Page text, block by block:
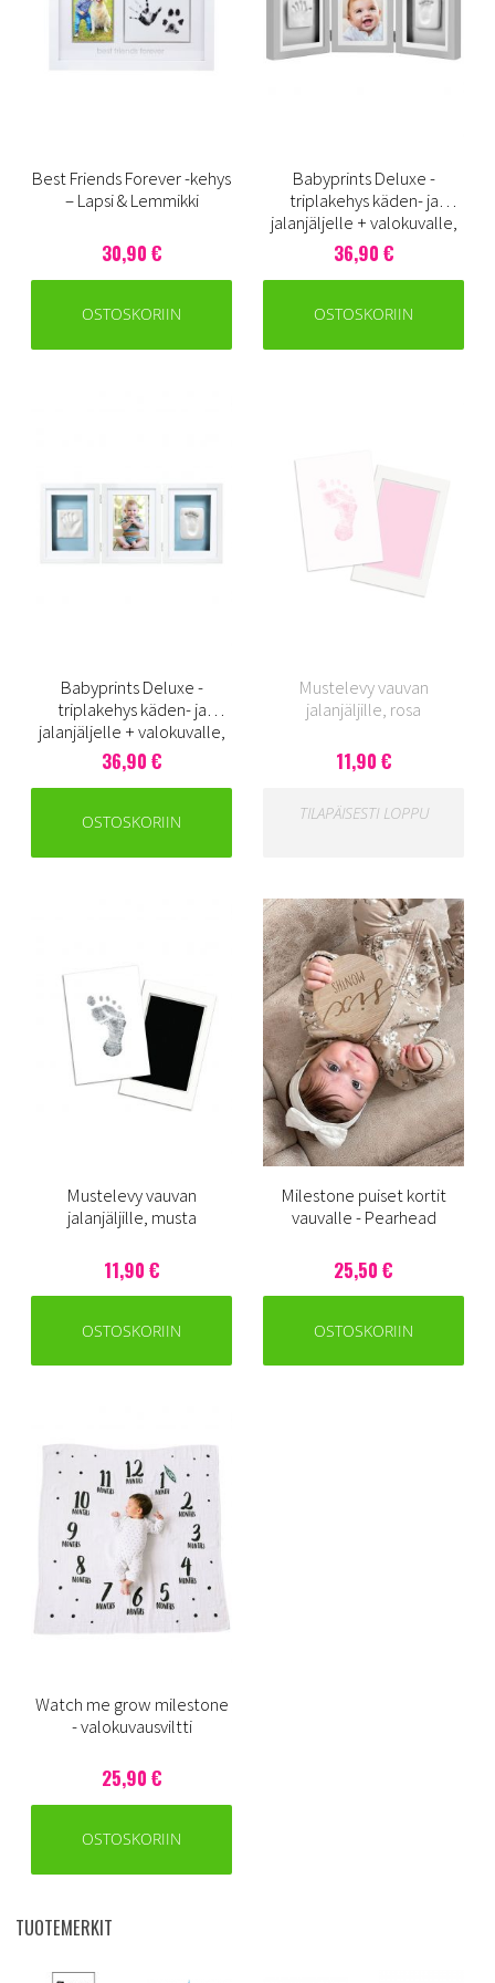
Best Friends Forever -kehys
– Lapsi & Lemmikki
30,90 €
OSTOSKORIIN
Babyprints Deluxe -
triplakehys käden- ja
jalanjäljelle + valokuvalle,
harmaa
36,90 €
OSTOSKORIIN
Babyprints Deluxe -
triplakehys käden- ja
jalanjäljelle + valokuvalle,
valkoinen
36,90 €
OSTOSKORIIN
Mustelevy vauvan
jalanjäljille, rosa
11,90 €
TILAPÄISESTI LOPPU
Mustelevy vauvan
jalanjäljille, musta
11,90 €
OSTOSKORIIN
Milestone puiset kortit
vauvalle - Pearhead
25,50 €
OSTOSKORIIN
Watch me grow milestone
- valokuvausviltti
25,90 €
OSTOSKORIIN
TUOTEMERKIT